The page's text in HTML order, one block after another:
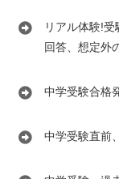
リアル体験!
回答、想定外
中学受験合格
中学受験直前